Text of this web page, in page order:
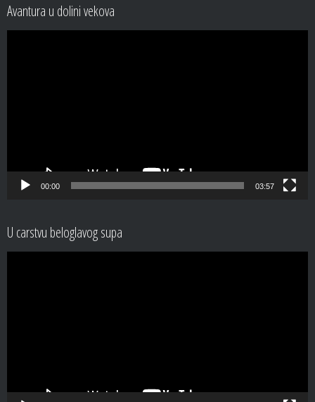
Avantura u dolini vekova
00:00 03:57
U carstvu beloglavog supa